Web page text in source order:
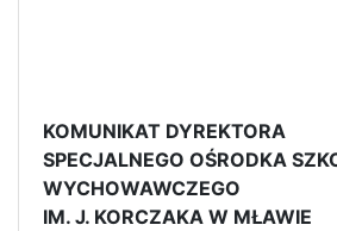
KOMUNIKAT DYREKTORA
SPECJALNEGO OŚRODKA
WYCHOWAWCZEGO
IM. J. KORCZAKA W MŁAWIE